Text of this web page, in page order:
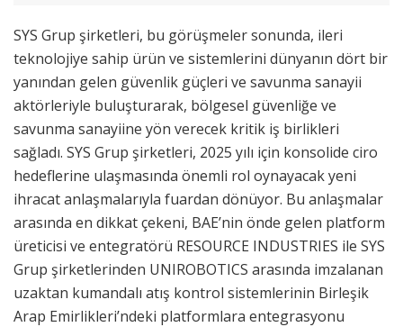
SYS Grup şirketleri, bu görüşmeler sonunda, ileri
teknolojiye sahip ürün ve sistemlerini dünyanın dört bir
yanından gelen güvenlik güçleri ve savunma sanayii
aktörleriyle buluşturarak, bölgesel güvenliğe ve
savunma sanayiine yön verecek kritik iş birlikleri
sağladı. SYS Grup şirketleri, 2025 yılı için konsolide ciro
hedeflerine ulaşmasında önemli rol oynayacak yeni
ihracat anlaşmalarıyla fuardan dönüyor. Bu anlaşmalar
arasında en dikkat çekeni, BAE’nin önde gelen platform
üreticisi ve entegratörü RESOURCE INDUSTRIES ile SYS
Grup şirketlerinden UNIROBOTICS arasında imzalanan
uzaktan kumandalı atış kontrol sistemlerinin Birleşik
Arap Emirlikleri’ndeki platformlara entegrasyonu